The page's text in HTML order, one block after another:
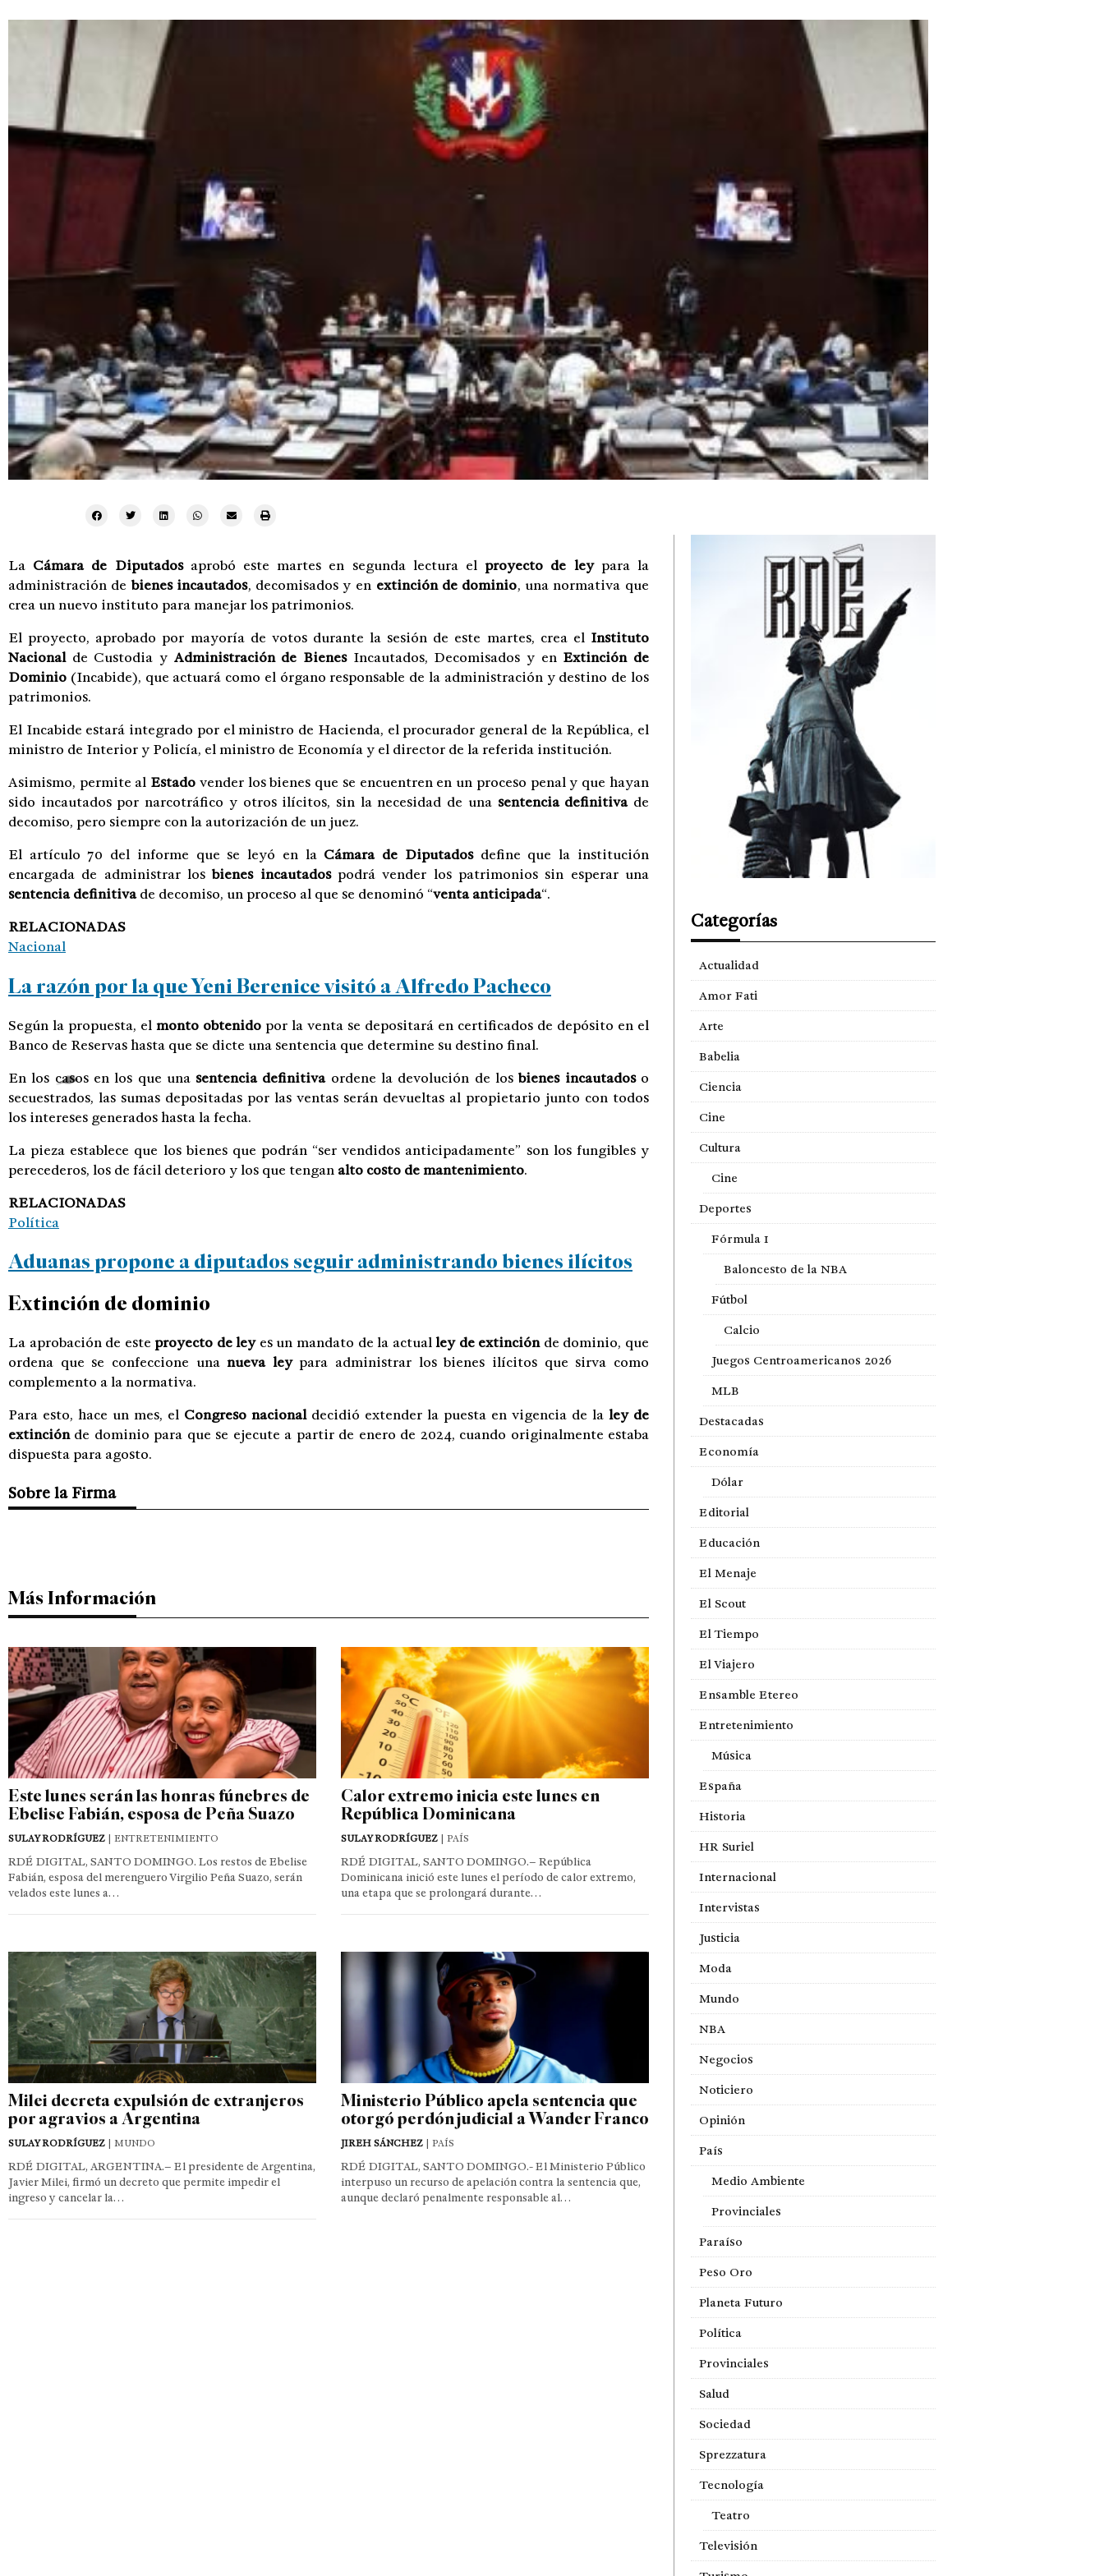
La Cámara de Diputadosaprobó este martes en segunda lectura elproyecto de leypara la
administración de bienes incautados, decomisados y en extinción de dominio, una normativa que
crea un nuevo instituto para manejar los patrimonios.
El proyecto, aprobado por mayoría de votos durante la sesión de este martes, crea el Instituto
Nacionalde Custodia y Administración de BienesIncautados, Decomisados y en Extinción de
Dominio (Incabide), que actuará como el órgano responsable de la administración y destino de los
patrimonios.
El Incabide estará integrado por el ministro de Hacienda, el procurador general de la República, el
ministro de Interior y Policía, el ministro de Economía y el director de la referida institución.
Asimismo, permite al Estado vender los bienes que se encuentren en un proceso penal y que hayan
sido incautados por narcotráfico y otros ilícitos, sin la necesidad de una sentencia definitivade
decomiso, pero siempre con la autorización de un juez.
El artículo 70 del informe que se leyó en la Cámara de Diputadosdefine que la institución
encargada de administrar losbienes incautadospodrá vender los patrimonios sin esperar una
sentencia definitivade decomiso, un proceso al que se denominó “venta anticipada“.
RELACIONADAS
Nacional
La razón por la que Yeni Berenice visitó a Alfredo Pacheco
Según la propuesta, el monto obtenido por la venta se depositará en certificados de depósito en el
Banco de Reservas hasta que se dicte una sentencia que determine su destino final.
En los casos en los que una sentencia definitivaordene la devolución de losbienes incautadoso
secuestrados, las sumas depositadas por las ventas serán devueltas al propietario junto con todos
los intereses generados hasta la fecha.
La pieza establece que los bienes que podrán “ser vendidos anticipadamente” son los fungibles y
perecederos, los de fácil deterioro y los que tengan alto costo de mantenimiento.
RELACIONADAS
Política
Aduanas propone a diputados seguir administrando bienes ilícitos
Extinción de dominio
La aprobación de esteproyecto de leyes un mandato de la actualley de extinciónde dominio, que
ordena que se confeccione unanueva leypara administrar los bienes ilícitos que sirva como
complemento a la normativa.
Para esto, hace un mes, el Congreso nacionaldecidió extender la puesta en vigencia de la ley de
extinciónde dominio para que se ejecute a partir de enero de 2024, cuando originalmente estaba
dispuesta para agosto.
Sobre la Firma
Más Información
Este lunes serán las honras fúnebres de
Ebelise Fabián, esposa de Peña Suazo
SULAY RODRÍGUEZ | ENTRETENIMIENTO
RDÉ DIGITAL, SANTO DOMINGO. Los restos de Ebelise
Fabián, esposa del merenguero Virgilio Peña Suazo, serán
velados este lunes a…
Calor extremo inicia este lunes en
República Dominicana
SULAY RODRÍGUEZ| PAÍS
RDÉ DIGITAL, SANTO DOMINGO.– República
Dominicana inició este lunes el período de calor extremo,
una etapa que se prolongará durante…
Milei decreta expulsión de extranjeros
por agravios a Argentina
SULAY RODRÍGUEZ | MUNDO
RDÉ DIGITAL, ARGENTINA.– El presidente de Argentina,
Javier Milei, firmó un decreto que permite impedir el
ingreso y cancelar la…
Ministerio Público apela sentencia que
otorgó perdón judicial a Wander Franco
JIREH SÁNCHEZ| PAÍS
RDÉ DIGITAL, SANTO DOMINGO.- El Ministerio Público
interpuso un recurso de apelación contra la sentencia que,
aunque declaró penalmente responsable al…
Categorías
Actualidad
Amor Fati
Arte
Babelia
Ciencia
Cine
Cultura
Cine
Deportes
Fórmula 1
Baloncesto de la NBA
Fútbol
Calcio
Juegos Centroamericanos 2026
MLB
Destacadas
Economía
Dólar
Editorial
Educación
El Menaje
El Scout
El Tiempo
El Viajero
Ensamble Etereo
Entretenimiento
Música
España
Historia
HR Suriel
Internacional
Intervistas
Justicia
Moda
Mundo
NBA
Negocios
Noticiero
Opinión
País
Medio Ambiente
Provinciales
Paraíso
Peso Oro
Planeta Futuro
Política
Provinciales
Salud
Sociedad
Sprezzatura
Tecnología
Teatro
Televisión